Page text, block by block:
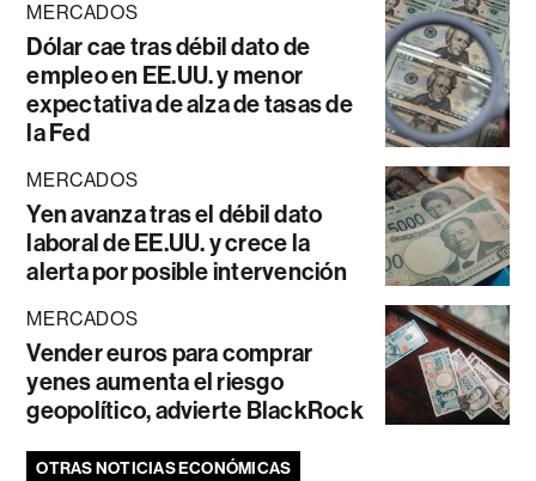
MERCADOS
Dólar cae tras débil dato de
empleo en EE.UU. y menor
expectativa de alza de tasas de
la Fed
MERCADOS
Yen avanza tras el débil dato
laboral de EE.UU. y crece la
alerta por posible intervención
MERCADOS
Vender euros para comprar
yenes aumenta el riesgo
geopolítico, advierte BlackRock
OTRAS NOTICIAS ECONÓMICAS